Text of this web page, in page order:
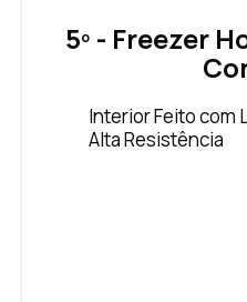
5º - Freezer
Interior Feito com
Alta Resistência